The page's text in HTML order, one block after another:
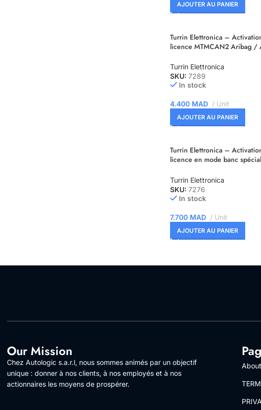
AJOUTER AU PANIER
Turrin Elettronica –
licence MTMCAN2 Aribag /
Turrin Elettronica
SKU: 7289
In stock
4.400 MAD Unit
AJOUTER AU PANIER
Turrin Elettronica –
licence en mode banc spécial
Turrin Elettronica
SKU: 7276
In stock
7.700 MAD Unit
AJOUTER AU PANIER
Our Mission
Chez Autologic s.a.r.l, nous sommes animés par un objectif
unique : donner à nos clients, à nos employés et à nos
actionnaires les moyens de prospérer.